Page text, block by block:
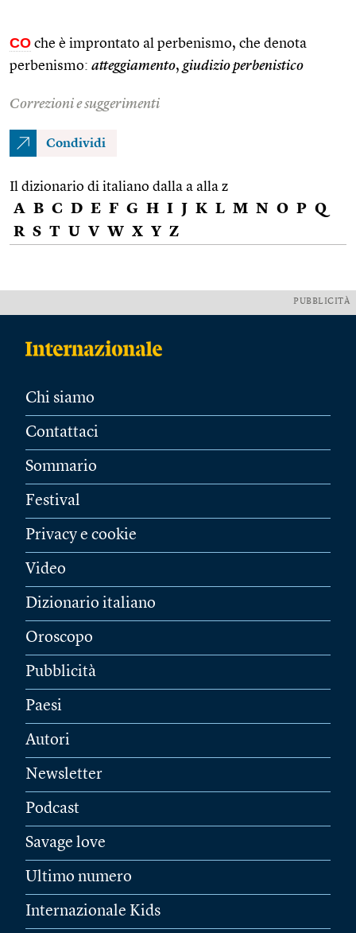
CO che è improntato al perbenismo, che denota
perbenismo: atteggiamento, giudizio perbenistico
Correzioni e suggerimenti
Condividi
Il dizionario di italiano dalla a alla z
A B C D E F G H I J K L M N O P Q
R S T U V W X Y Z
PUBBLICITÀ
Chi siamo
Contattaci
Sommario
Festival
Privacy e cookie
Video
Dizionario italiano
Oroscopo
Pubblicità
Paesi
Autori
Newsletter
Podcast
Savage love
Ultimo numero
Internazionale Kids